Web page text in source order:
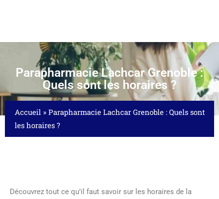
Parapharmacie Lachcar Grenoble :
Quels sont les horaires ?
Accueil » Parapharmacie Lachcar Grenoble : Quels sont
les horaires ?
Découvrez tout ce qu’il faut savoir sur les horaires de la